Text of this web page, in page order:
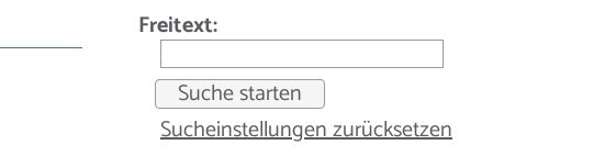
Freitext:
Sucheinstellungen zurücksetzen